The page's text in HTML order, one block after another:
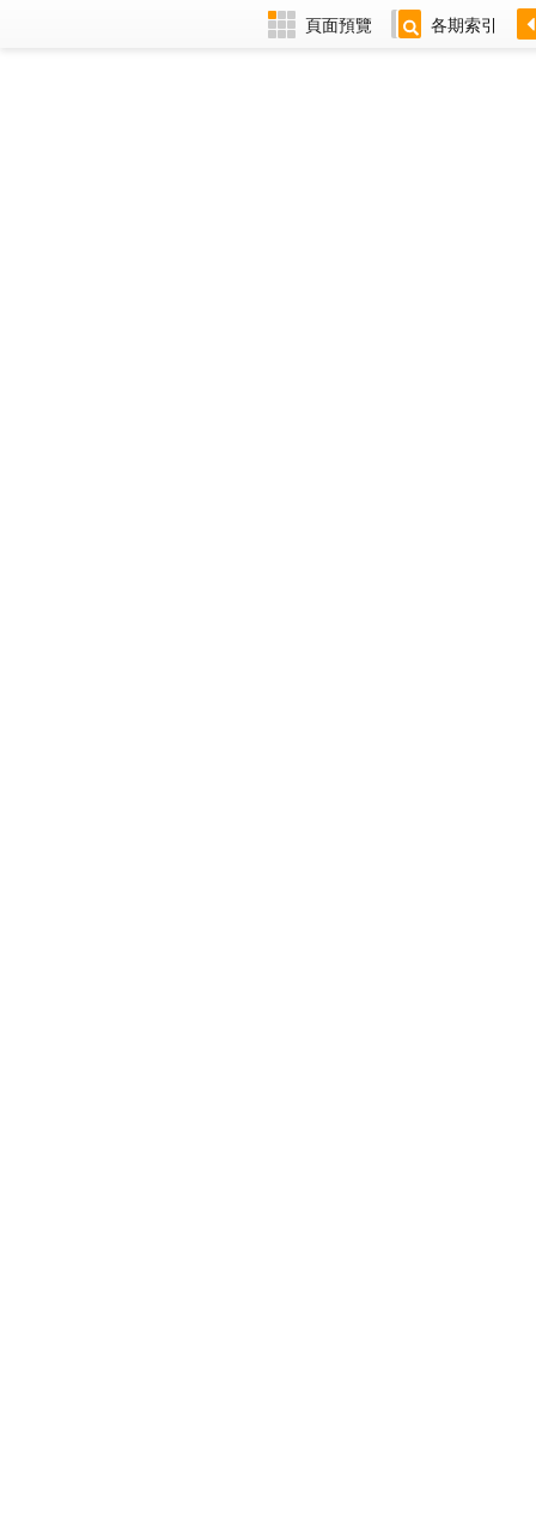
頁面預覽 各期索引